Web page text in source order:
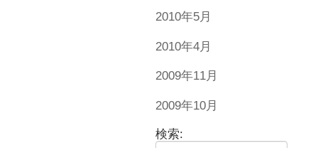
2010年5月
2010年4月
2009年11月
2009年10月
検索: